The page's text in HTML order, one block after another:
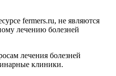
fermers.ru, не являются
лечению болезней
лечения болезней
клиники.